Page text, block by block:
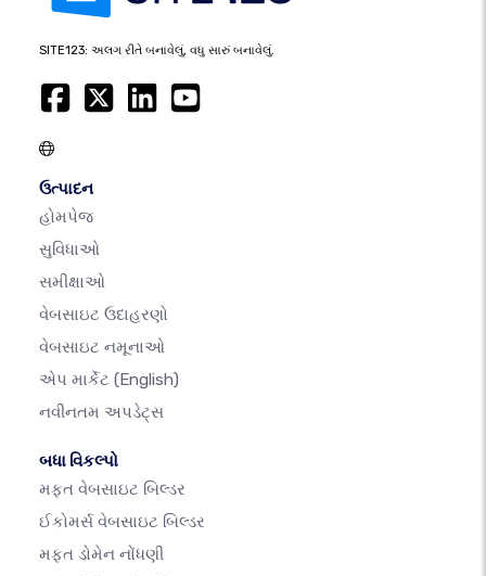
SITE123: અલગ રીતે બનાવેલું, વધુ સારું બનાવેલું.
ઉત્પાદન
હોમપેજ
સુવિધાઓ
સમીક્ષાઓ
વેબસાઇટ ઉદાહરણો
વેબસાઇટ નમૂનાઓ
એપ માર્કેટ (English)
નવીનતમ અપડેટ્સ
બધા વિકલ્પો
મફત વેબસાઇટ બિલ્ડર
ઈકોમર્સ વેબસાઇટ બિલ્ડર
મફત ડોમેન નોંધણી